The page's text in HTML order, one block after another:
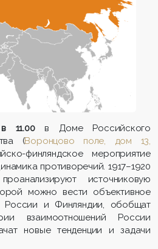
11.00в Доме Российского
(Воронцово поле, дом 13,
финляндское мероприятие
противоречий. 1917–1920
источниковую
можно вести объективное
России и Финляндии, обобщат
взаимоотношений России
новые тенденции и задачи